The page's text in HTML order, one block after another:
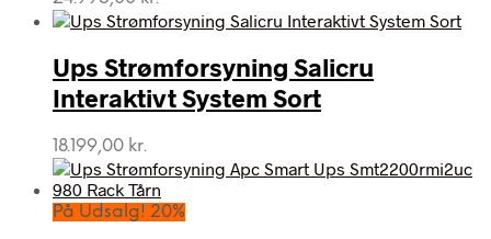
Ups Strømforsyning Salicru
Interaktivt System Sort
18.199,00 kr.
På Udsalg! 20%